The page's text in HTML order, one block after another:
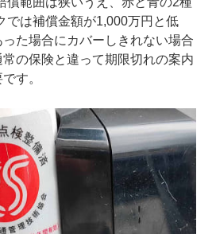
では補償金額が1,000万円と低
た場合にカバーしきれない場合
の保険と違って期限切れの案内
す。